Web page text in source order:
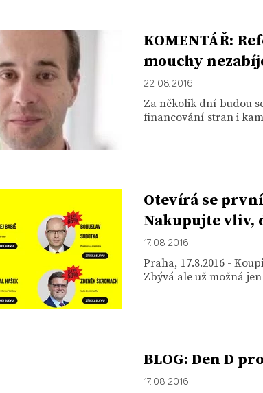
KOMENTÁŘ:
mouchy
22. 08. 2016
Za několik dní budou
financování stran i
Otevírá se
Nakupujte vliv,
17. 08. 2016
Praha, 17.8.2016 -
Zbývá ale už možná
BLOG: Den D
17. 08. 2016